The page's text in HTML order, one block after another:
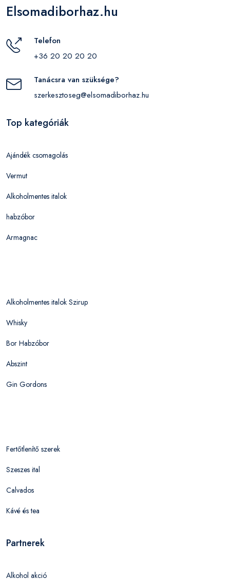
Elsomadiborhaz.hu
Telefon
+36 20 20 20 20
Tanácsra van szüksége?
szerkesztoseg@elsomadiborhaz.hu
Top kategóriák
Ajándék csomagolás
Vermut
Alkoholmentes italok
habzóbor
Armagnac
Alkoholmentes italok Szirup
Whisky
Bor Habzóbor
Abszint
Gin Gordons
Fertőtlenítő szerek
Szeszes ital
Calvados
Kávé és tea
Partnerek
Alkohol akció